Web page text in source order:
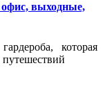
офис, выходные,
которая
путешествий